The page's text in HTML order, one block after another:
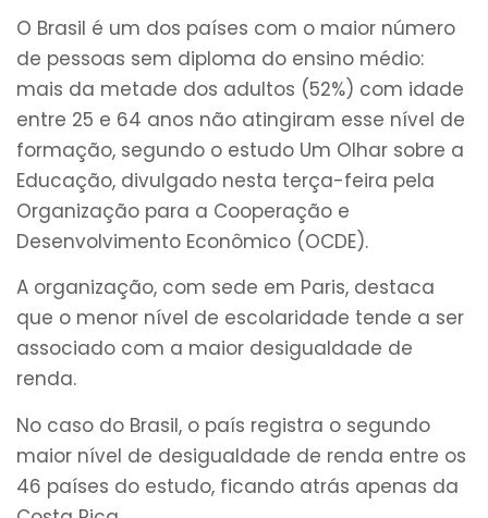
O Brasil é um dos países com o maior número
de pessoas sem diploma do ensino médio:
mais da metade dos adultos (52%) com idade
entre 25 e 64 anos não atingiram esse nível de
formação, segundo o estudo Um Olhar sobre a
Educação, divulgado nesta terça-feira pela
Organização para a Cooperação e
Desenvolvimento Econômico (OCDE).
A organização, com sede em Paris, destaca
que o menor nível de escolaridade tende a ser
associado com a maior desigualdade de
renda.
No caso do Brasil, o país registra o segundo
maior nível de desigualdade de renda entre os
46 países do estudo, ficando atrás apenas da